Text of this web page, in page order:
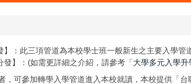
】：此三項管道為本校學士班一般新生之主要入學管
】：(如需更詳細之介紹，請參考「 大學多元入學升
，可參加轉學入學管道進入本校就讀，本校提供「